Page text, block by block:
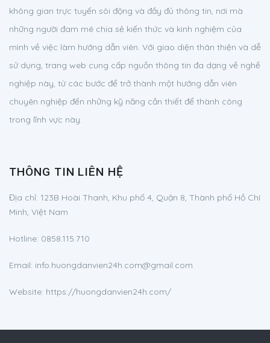
không gian trực tuyến sôi động và đầy đủ thông tin, nơi mà
những người đam mê chia sẻ kiến thức và kinh nghiệm của
mình về việc làm hướng dẫn viên. Với giao diện thân thiện và dễ
sử dụng, trang web cung cấp nguồn thông tin đa dạng về nghề
nghiệp này, từ các bước để trở thành một hướng dẫn viên
chuyên nghiệp đến những kỹ năng cần thiết để thành công
trong lĩnh vực này.
THÔNG TIN LIÊN HỆ
Địa chỉ: 123B Hoài Thanh, Khu phố 4, Quận 8, Thành phố Hồ Chí
Minh, Việt Nam
Hotline: 0858.115.710
Email: info.huongdanvien24h.com@gmail.com
Website: https://huongdanvien24h.com/